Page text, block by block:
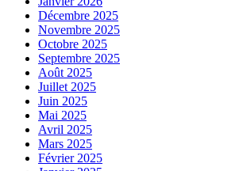
Décembre 2025
Novembre 2025
Octobre 2025
Septembre 2025
Août 2025
Juillet 2025
Juin 2025
Mai 2025
Avril 2025
Mars 2025
Février 2025